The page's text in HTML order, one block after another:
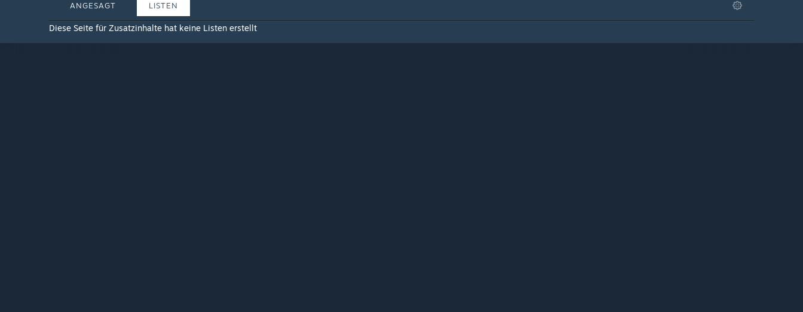
ANGESAGT LISTEN
Diese Seite für Zusatzinhalte hat keine Listen erstellt